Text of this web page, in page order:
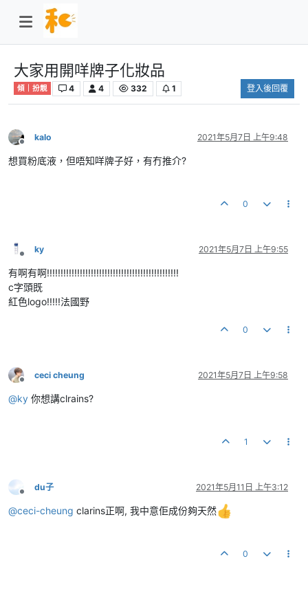
大家用開咩牌子化妝品
傾｜扮靚 4 4 332 1 登入後回覆
離線
kalo 2021年5月7日 上午9:48
想買粉底液，但唔知咩牌子好，有冇推介?
0
離線
ky 2021年5月7日 上午9:55
有啊有啊!!!!!!!!!!!!!!!!!!!!!!!!!!!!!!!!!!!!!!!!!!!!!!!!
c字頭既
紅色logo!!!!!法國野
0
離線
ceci cheung 2021年5月7日 上午9:58
@ky 你想講clrains?
1
離線
du子 2021年5月11日 上午3:12
@ceci-cheung clarins正啊, 我中意佢成份夠天然
0